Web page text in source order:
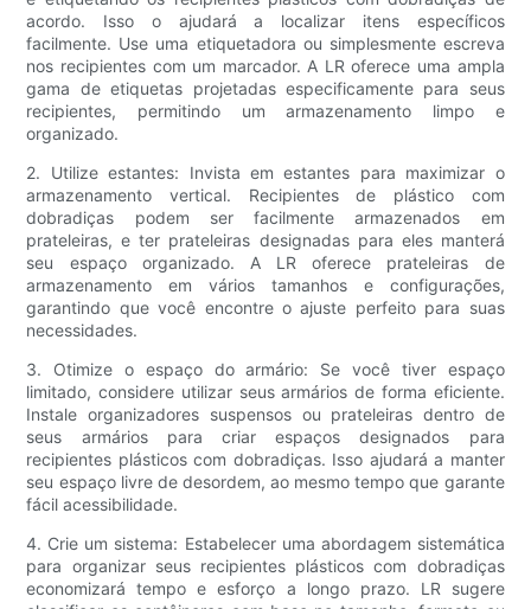
acordo. Isso o ajudará a localizar itens específicos
facilmente. Use uma etiquetadora ou simplesmente escreva
nos recipientes com um marcador. A LR oferece uma ampla
gama de etiquetas projetadas especificamente para seus
recipientes, permitindo um armazenamento limpo e
organizado.
2. Utilize estantes: Invista em estantes para maximizar o
armazenamento vertical. Recipientes de plástico com
dobradiças podem ser facilmente armazenados em
prateleiras, e ter prateleiras designadas para eles manterá
seu espaço organizado. A LR oferece prateleiras de
armazenamento em vários tamanhos e configurações,
garantindo que você encontre o ajuste perfeito para suas
necessidades.
3. Otimize o espaço do armário: Se você tiver espaço
limitado, considere utilizar seus armários de forma eficiente.
Instale organizadores suspensos ou prateleiras dentro de
seus armários para criar espaços designados para
recipientes plásticos com dobradiças. Isso ajudará a manter
seu espaço livre de desordem, ao mesmo tempo que garante
fácil acessibilidade.
4. Crie um sistema: Estabelecer uma abordagem sistemática
para organizar seus recipientes plásticos com dobradiças
economizará tempo e esforço a longo prazo. LR sugere